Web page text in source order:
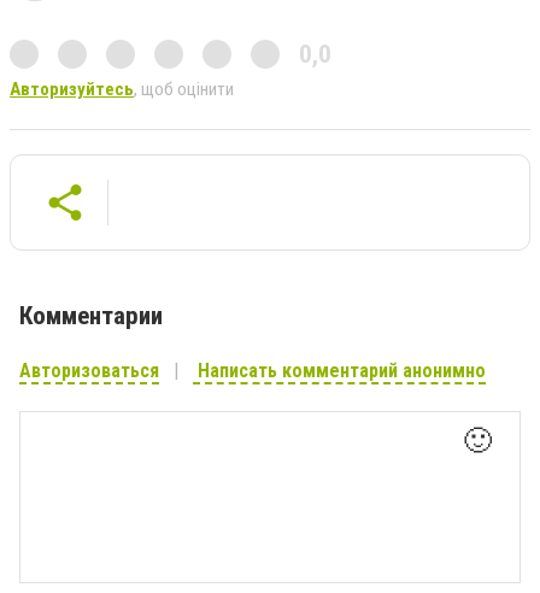
0,0
Авторизуйтесь, щоб оцінити
Комментарии
Авторизоваться Написать комментарий анонимно
🙂